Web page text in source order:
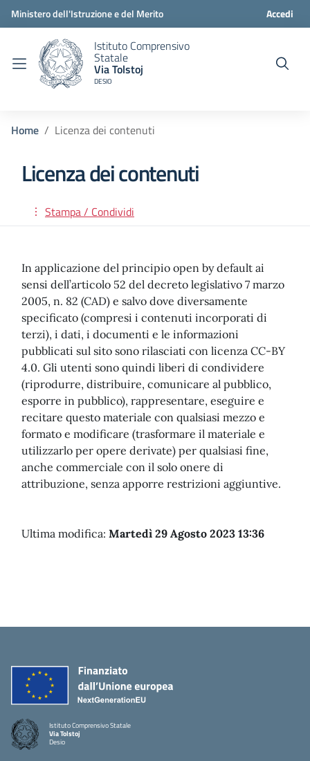
Ministero dell'Istruzione e del Merito Accedi
Istituto Comprensivo
Statale
Via Tolstoj
DESIO
Home Licenza dei contenuti
Licenza dei contenuti
Stampa / Condividi
In applicazione del principio open by default ai
sensi dell’articolo 52 del decreto legislativo 7 marzo
2005, n. 82 (CAD) e salvo dove diversamente
specificato (compresi i contenuti incorporati di
terzi), i dati, i documenti e le informazioni
pubblicati sul sito sono rilasciati con licenza CC-BY
4.0. Gli utenti sono quindi liberi di condividere
(riprodurre, distribuire, comunicare al pubblico,
esporre in pubblico), rappresentare, eseguire e
recitare questo materiale con qualsiasi mezzo e
formato e modificare (trasformare il materiale e
utilizzarlo per opere derivate) per qualsiasi fine,
anche commerciale con il solo onere di
attribuzione, senza apporre restrizioni aggiuntive.
Ultima modifica: Martedì 29 Agosto 2023 13:36
Istituto Comprensivo Statale
Via Tolstoj
Desio